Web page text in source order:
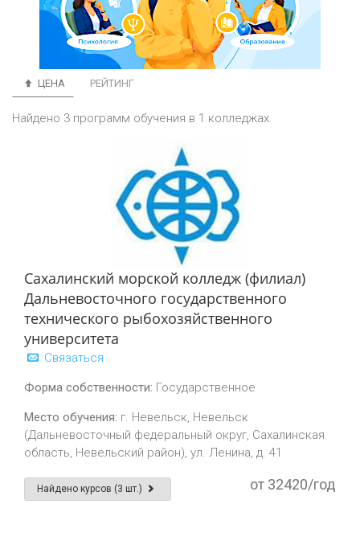
ЦЕНА РЕЙТИНГ
Найдено 3 программ обучения в 1 колледжах
Сахалинский морской колледж (филиал)
Дальневосточного государственного
технического рыбохозяйственного
университета
Связаться
Форма собственности: Государственное
Место обучения: г. Невельск, Невельск
(Дальневосточный федеральный округ, Сахалинская
область, Невельский район), ул. Ленина, д. 41
Найдено курсов (3 шт.) от 32420/год